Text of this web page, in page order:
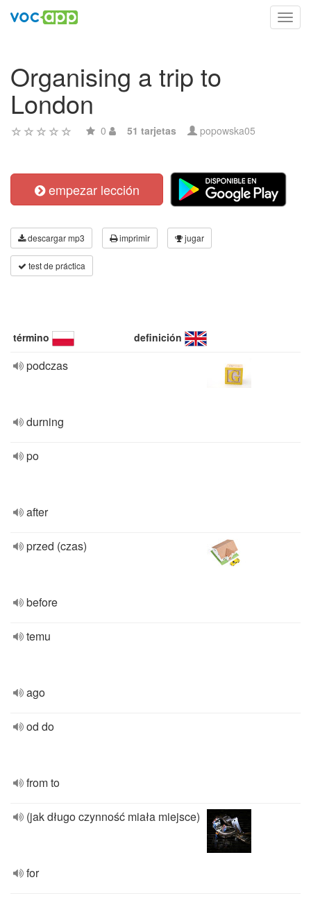
Organising a trip to
London
0 51 tarjetas popowska05
empezar lección
descargar mp3 imprimir jugar
test de práctica
término definición
podczas
durning
po
after
przed (czas)
before
temu
ago
od do
from to
(jak długo czynność miała miejsce)
for